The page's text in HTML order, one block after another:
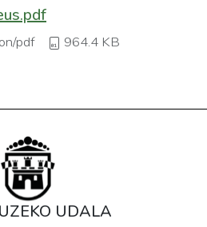
pdf 964.4 KB
UDALA